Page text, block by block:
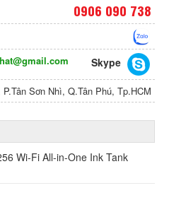
0906 090 738
Skype
Sơn Nhì, Q.Tân Phú, Tp.HCM
Wi-Fi All-in-One Ink Tank